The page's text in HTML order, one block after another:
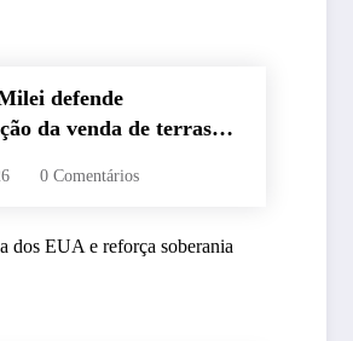
defende
da venda de terras
0 Comentários